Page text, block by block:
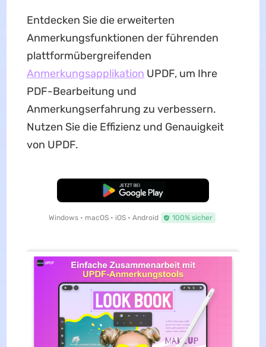
Entdecken Sie die erweiterten
Anmerkungsfunktionen der führenden
plattformübergreifenden
Anmerkungsapplikation UPDF, um Ihre
PDF-Bearbeitung und
Anmerkungserfahrung zu verbessern.
Nutzen Sie die Effizienz und Genauigkeit
von UPDF.
Kostenloser Download
Windows • macOS • iOS • Android 100% sicher